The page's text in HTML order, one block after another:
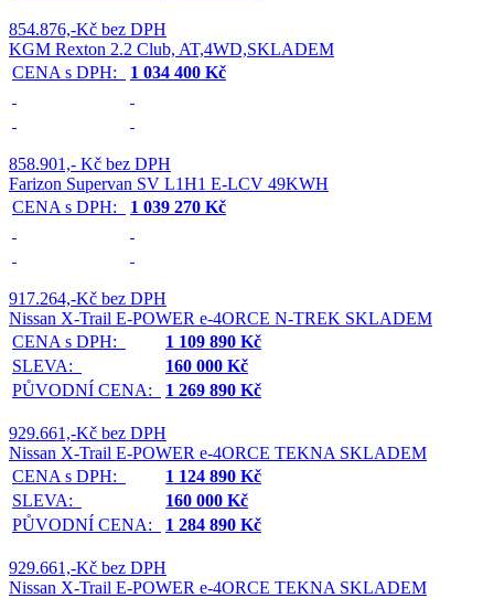
854.876,-Kč bez DPH
KGM Rexton 2.2 Club, AT,4WD,SKLADEM
CENA s DPH:
1 034 400 Kč
858.901,- Kč bez DPH
Farizon Supervan SV L1H1 E-LCV 49KWH
CENA s DPH:
1 039 270 Kč
917.264,-Kč bez DPH
Nissan X-Trail E-POWER e-4ORCE N-TREK SKLADEM
CENA s DPH:
1 109 890 Kč
SLEVA:
160 000 Kč
PŮVODNÍ CENA:
1 269 890 Kč
929.661,-Kč bez DPH
Nissan X-Trail E-POWER e-4ORCE TEKNA SKLADEM
CENA s DPH:
1 124 890 Kč
SLEVA:
160 000 Kč
PŮVODNÍ CENA:
1 284 890 Kč
929.661,-Kč bez DPH
Nissan X-Trail E-POWER e-4ORCE TEKNA SKLADEM